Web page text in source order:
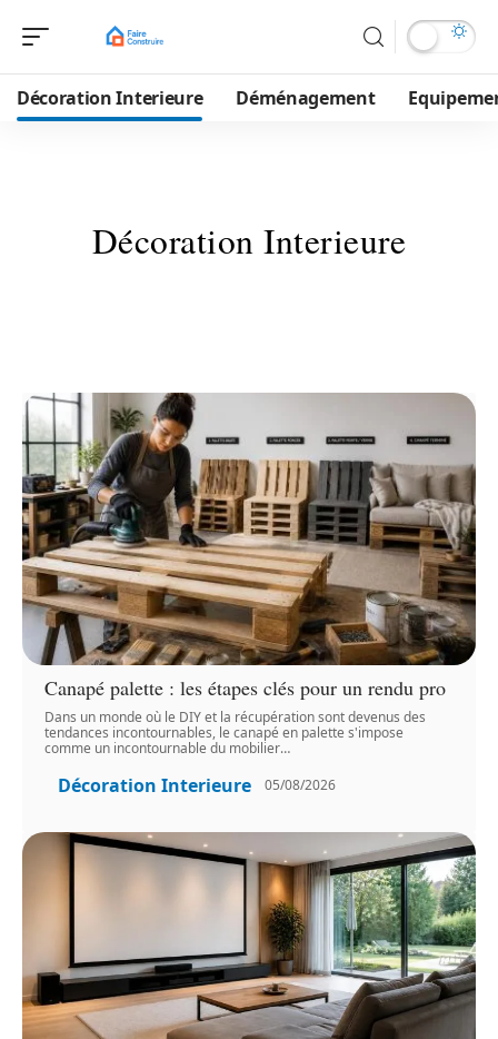
Décoration Interieure Déménagement
Décoration Interieure
Canapé palette : les étapes clés pour un rendu pro
Dans un monde où le DIY et la récupération sont devenus des
tendances incontournables, le canapé en palette s'impose
comme un incontournable du mobilier…
Décoration Interieure 05/08/2026